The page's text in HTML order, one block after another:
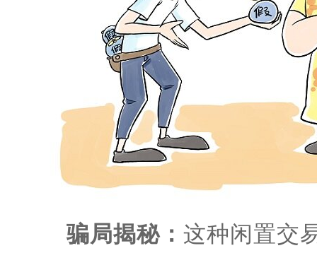
骗局揭秘： 这种闲置交